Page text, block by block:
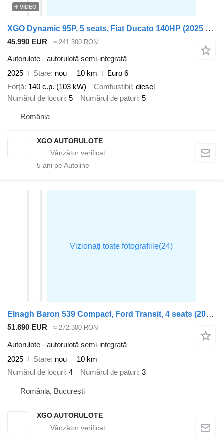
VIDEO
XGO Dynamic 95P, 5 seats, Fiat Ducato 140HP (2025 model)
45.990 EUR ≈ 241.300 RON
Autorulote - autorulotă semi-integrată
2025
Stare nou 10 km
Euro 6
Forţă 140 c.p. (103 kW) Combustibil diesel
Numărul de locuri 5 Numărul de paturi 5
România
XGO AUTORULOTE
5 ani pe Autoline
Elnagh Baron 539 Compact, Ford Transit, 4 seats (2025-2026 model)
51.890 EUR ≈ 272.300 RON
Autorulote - autorulotă semi-integrată
2025
Stare nou
10 km
Numărul de locuri 4 Numărul de paturi 3
România, București
XGO AUTORULOTE